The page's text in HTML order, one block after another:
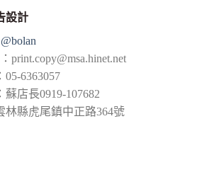
設計
@bolan
print.copy@msa.hinet.net
6363057
蘇店長0919-107682
林縣虎尾鎮中正路364號